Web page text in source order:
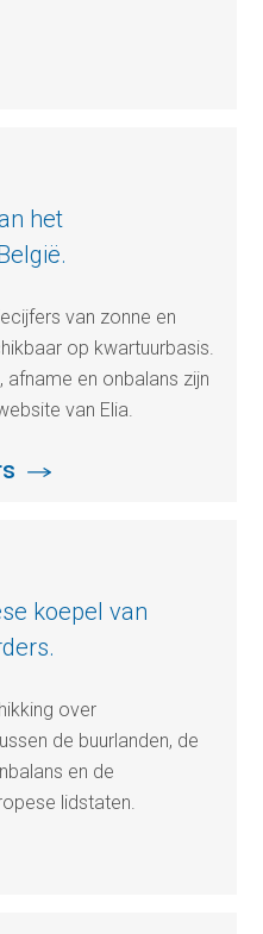
het
van zonne en
op kwartuurbasis.
en onbalans zijn
van Elia.
koepel van
over
de buurlanden, de
en de
lidstaten.